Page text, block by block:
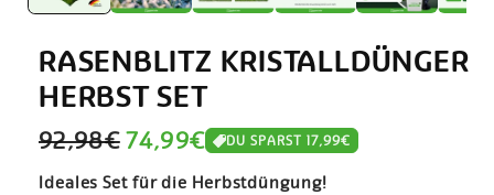
RASENBLITZ KRISTALLDÜNGER
HERBST SET
Normaler
Preis
74,99€
Verkaufspreis
92,98€ DU SPARST 17,99€
Ideales Set für die Herbstdüngung!